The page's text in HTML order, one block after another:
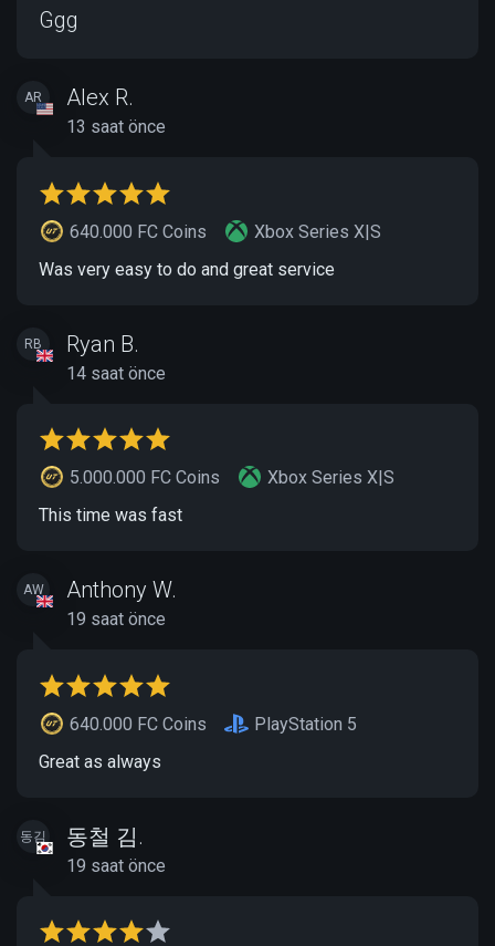
Ggg
AR Alex R.
13 saat önce
640.000 FC Coins
Xbox Series X|S
Was very easy to do and great service
RB Ryan B.
14 saat önce
5.000.000 FC Coins
Xbox Series X|S
This time was fast
AW Anthony W.
19 saat önce
640.000 FC Coins
PlayStation 5
Great as always
동김 동철 김.
19 saat önce